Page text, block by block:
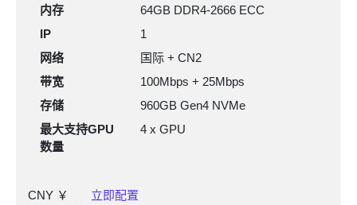
内存
64GB DDR4-2666 ECC
IP
1
网络
国际 + CN2
带宽
100Mbps + 25Mbps
存储
960GB Gen4 NVMe
最大支持GPU
数量
4 x GPU
CNY ￥
立即配置